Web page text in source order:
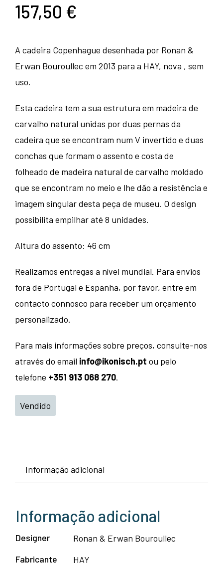
157,50 €
A cadeira Copenhague desenhada por Ronan &
Erwan Bouroullec em 2013 para a HAY, nova , sem
uso.
Esta cadeira tem a sua estrutura em madeira de
carvalho natural unidas por duas pernas da
cadeira que se encontram num V invertido e duas
conchas que formam o assento e costa de
folheado de madeira natural de carvalho moldado
que se encontram no meio e lhe dão a resistência e
imagem singular desta peça de museu. O design
possibilita empilhar até 8 unidades.
Altura do assento: 46 cm
Realizamos entregas a nível mundial. Para envios
fora de Portugal e Espanha, por favor, entre em
contacto connosco para receber um orçamento
personalizado.
Para mais informações sobre preços, consulte-nos
através do email info@ikonisch.pt ou pelo
telefone +351 913 068 270.
Vendido
Informação adicional
Informação adicional
Designer
Ronan & Erwan Bouroullec
Fabricante
HAY